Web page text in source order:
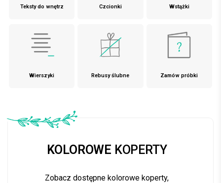
Teksty do wnętrz Czcionki Wstążki
Wierszyki Rebusy ślubne Zamów próbki
KOLOROWE KOPERTY
Zobacz dostępne kolorowe koperty,